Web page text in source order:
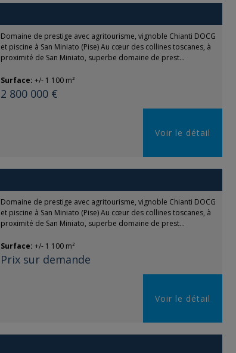
Domaine de prestige avec agritourisme, vignoble Chianti DOCG
et piscine à San Miniato (Pise) Au cœur des collines toscanes, à
proximité de San Miniato, superbe domaine de prest...
Surface: +/- 1 100 m²
2 800 000 €
Voir le détail
Domaine de prestige avec agritourisme, vignoble Chianti DOCG
et piscine à San Miniato (Pise) Au cœur des collines toscanes, à
proximité de San Miniato, superbe domaine de prest...
Surface: +/- 1 100 m²
Prix sur demande
Voir le détail